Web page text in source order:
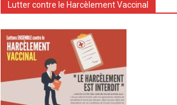
Lutter contre le Harcèlement Vaccinal